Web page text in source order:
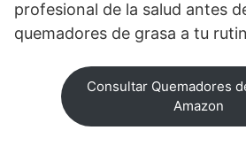
profesional de la salud antes
quemadores de grasa a tu
Consultar Quemadores
Amazon